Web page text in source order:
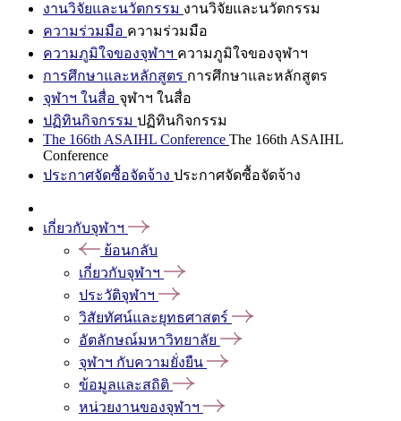
งานวิจัยและนวัตกรรม งานวิจัยและนวัตกรรม
ความร่วมมือ ความร่วมมือ
ความภูมิใจของจุฬาฯ ความภูมิใจของจุฬาฯ
การศึกษาและหลักสูตร การศึกษาและหลักสูตร
จุฬาฯ ในสื่อ จุฬาฯ ในสื่อ
ปฏิทินกิจกรรม ปฏิทินกิจกรรม
The 166th ASAIHL Conference The 166th ASAIHL
Conference
ประกาศจัดซื้อจัดจ้าง ประกาศจัดซื้อจัดจ้าง
เกี่ยวกับจุฬาฯ
ย้อนกลับ
เกี่ยวกับจุฬาฯ
ประวัติจุฬาฯ
วิสัยทัศน์และยุทธศาสตร์
อัตลักษณ์มหาวิทยาลัย
จุฬาฯ กับความยั่งยืน
ข้อมูลและสถิติ
หน่วยงานของจุฬาฯ